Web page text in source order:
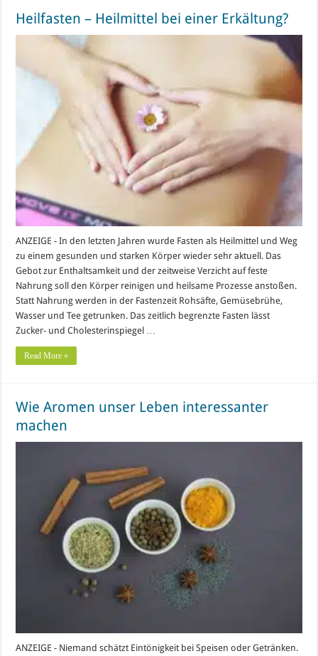
Heilfasten – Heilmittel bei einer Erkältung?
ANZEIGE - In den letzten Jahren wurde Fasten als Heilmittel und Weg
zu einem gesunden und starken Körper wieder sehr aktuell. Das
Gebot zur Enthaltsamkeit und der zeitweise Verzicht auf feste
Nahrung soll den Körper reinigen und heilsame Prozesse anstoßen.
Statt Nahrung werden in der Fastenzeit Rohsäfte, Gemüsebrühe,
Wasser und Tee getrunken. Das zeitlich begrenzte Fasten lässt
Zucker- und Cholesterinspiegel …
Read More »
Wie Aromen unser Leben interessanter
machen
ANZEIGE - Niemand schätzt Eintönigkeit bei Speisen oder Getränken.